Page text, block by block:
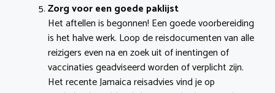
Zorg voor een goede paklijst
Het aftellen is begonnen! Een goede voorbereiding
is het halve werk. Loop de reisdocumenten van alle
reizigers even na en zoek uit of inentingen of
vaccinaties geadviseerd worden of verplicht zijn.
Het recente Jamaica reisadvies vind je op